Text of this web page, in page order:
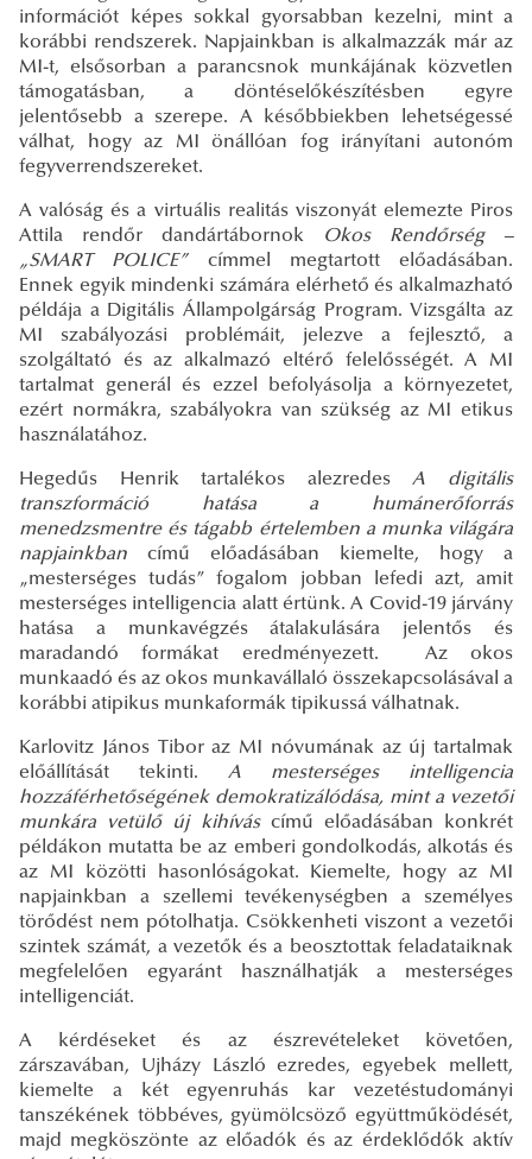
információt képes sokkal gyorsabban kezelni, mint a
korábbi rendszerek. Napjainkban is alkalmazzák már az
MI-t, elsősorban a parancsnok munkájának közvetlen
támogatásban, a döntéselőkészítésben egyre
jelentősebb a szerepe. A későbbiekben lehetségessé
válhat, hogy az MI önállóan fog irányítani autonóm
fegyverrendszereket.
A valóság és a virtuális realitás viszonyát elemezte Piros
Attila rendőr dandártábornok
Okos Rendőrség –
„SMART POLICE”címmel megtartott előadásában.
Ennek egyik mindenki számára elérhető és alkalmazható
példája a Digitális Állampolgárság Program. Vizsgálta az
MI szabályozási problémáit, jelezve a fejlesztő, a
szolgáltató és az alkalmazó eltérő felelősségét. A MI
tartalmat generál és ezzel befolyásolja a környezetet,
ezért normákra, szabályokra van szükség az MI etikus
használatához.
Hegedűs Henrik tartalékos alezredesA digitális
transzformáció hatása a humánerőforrás
menedzsmentre és tágabb értelemben a munka világára
napjainkban című előadásában kiemelte, hogy a
„mesterséges tudás” fogalom jobban lefedi azt, amit
mesterséges intelligencia alatt értünk. A Covid-19 járvány
hatása a munkavégzés átalakulására jelentős és
maradandó formákat eredményezett. Az okos
munkaadó és az okos munkavállaló összekapcsolásával a
korábbi atipikus munkaformák tipikussá válhatnak.
Karlovitz János Tibor az MI nóvumának az új tartalmak
előállítását tekinti. A mesterséges intelligencia
hozzáférhetőségének demokratizálódása, mint a vezetői
munkára vetülő új kihíváscímű előadásában konkrét
példákon mutatta be az emberi gondolkodás, alkotás és
az MI közötti hasonlóságokat. Kiemelte, hogy az MI
napjainkban a szellemi tevékenységben a személyes
törődést nem pótolhatja. Csökkenheti viszont a vezetői
szintek számát, a vezetők és a beosztottak feladataiknak
megfelelően egyaránt használhatják a mesterséges
intelligenciát.
A kérdéseket és az észrevételeket követően,
zárszavában, Ujházy László ezredes, egyebek mellett,
kiemelte a két egyenruhás kar vezetéstudományi
tanszékének többéves, gyümölcsöző együttműködését,
majd megköszönte az előadók és az érdeklődők aktív